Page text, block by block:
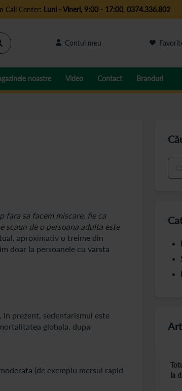
Call Center: Luni - Vineri, 9:00 - 17:00, 0374.336.802
Contul meu
noastre Video Contact Branduri
fara sa facem miscare, fie ca
scaun de o persoana adulta este
aproximativ o treime din
doar la persoanele cu varsta
prezent, sedentarismul este
globala, dupa
(de exemplu mersul rapid
la